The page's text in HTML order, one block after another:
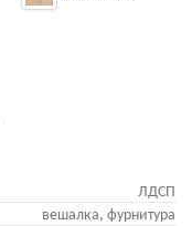
ЛДСП
вешалка, фурнитура